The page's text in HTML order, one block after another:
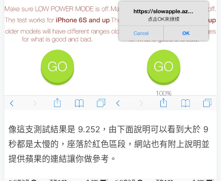
像這支測試結果是 9.252，由下面說明可以看到大於 9
秒都是太慢的，座落於紅色區段，網站也有附上說明並
提供蘋果的連結讓你做參考。